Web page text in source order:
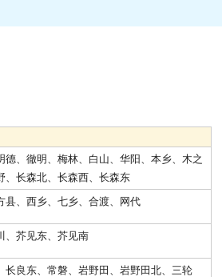
德、徹明、梅林、白山、华阳、本乡、木之
、长森北、长森西、长森东
县、西乡、七乡、合渡、网代
、芥见东、芥见南
长良东、常磐、岩野田、岩野田北、三轮